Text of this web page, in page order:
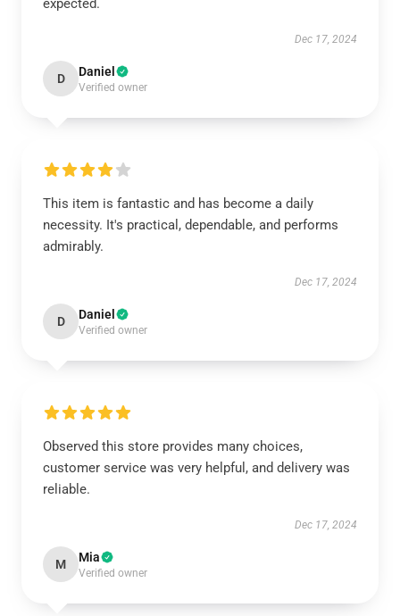
expected.
Dec 17, 2024
D Daniel
Verified owner
This item is fantastic and has become a daily
necessity. It's practical, dependable, and performs
admirably.
Dec 17, 2024
D Daniel
Verified owner
Observed this store provides many choices,
customer service was very helpful, and delivery was
reliable.
Dec 17, 2024
M Mia
Verified owner